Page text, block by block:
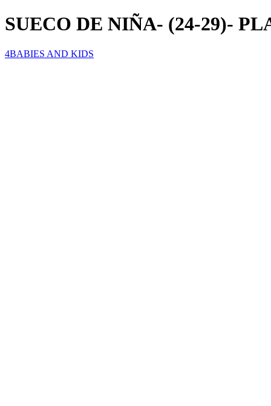
SUECO DE NIÑA- (24-29)-
4BABIES AND KIDS